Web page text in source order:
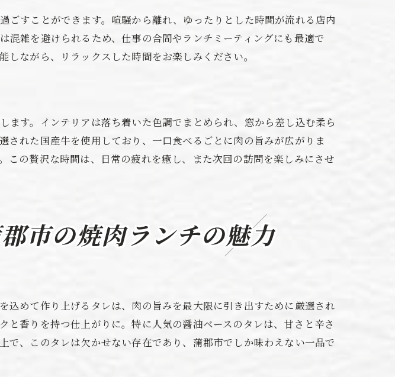
けるコツ
しむ蒲郡市の焼肉ランチ
の質
店
店の特徴
客
法
良い店選び
る方法とおすすめスポット
のお店
すことができます。喧騒から離れ、ゆったりとした時間が流れる店内
雑を避けられるため、仕事の合間やランチミーティングにも最適で
ながら、リラックスした時間をお楽しみください。
す。インテリアは落ち着いた色調でまとめられ、窓から差し込む柔ら
れた国産牛を使用しており、一口食べるごとに肉の旨みが広がりま
の贅沢な時間は、日常の疲れを癒し、また次回の訪問を楽しみにさせ
市の焼肉ランチの魅力
めて作り上げるタレは、肉の旨みを最大限に引き出すために厳選され
香りを持つ仕上がりに。特に人気の醤油ベースのタレは、甘さと辛さ
、このタレは欠かせない存在であり、蒲郡市でしか味わえない一品で